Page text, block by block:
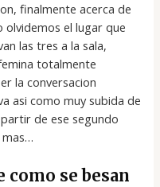
finalmente acerca de
olvidemos el lugar que
las tres a la sala,
totalmente
la conversacion
asi­ como muy subida de
de ese segundo
como se besan